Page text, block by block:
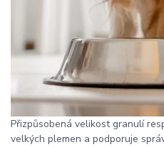
Přizpůsobená velikost granulí
velkých plemen a podporuje